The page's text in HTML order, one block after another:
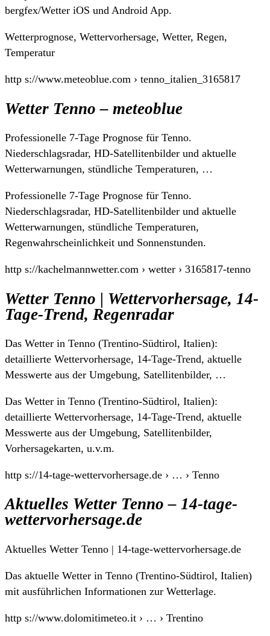
bergfex/Wetter iOS und Android App.
Wetterprognose, Wettervorhersage, Wetter, Regen,
Temperatur
http s://www.meteoblue.com › tenno_italien_3165817
Wetter Tenno – meteoblue
Professionelle 7-Tage Prognose für Tenno.
Niederschlagsradar, HD-Satellitenbilder und aktuelle
Wetterwarnungen, stündliche Temperaturen, …
Professionelle 7-Tage Prognose für Tenno.
Niederschlagsradar, HD-Satellitenbilder und aktuelle
Wetterwarnungen, stündliche Temperaturen,
Regenwahrscheinlichkeit und Sonnenstunden.
http s://kachelmannwetter.com › wetter › 3165817-tenno
Wetter Tenno | Wettervorhersage, 14-
Tage-Trend, Regenradar
Das Wetter in Tenno (Trentino-Südtirol, Italien):
detaillierte Wettervorhersage, 14-Tage-Trend, aktuelle
Messwerte aus der Umgebung, Satellitenbilder, …
Das Wetter in Tenno (Trentino-Südtirol, Italien):
detaillierte Wettervorhersage, 14-Tage-Trend, aktuelle
Messwerte aus der Umgebung, Satellitenbilder,
Vorhersagekarten, u.v.m.
http s://14-tage-wettervorhersage.de › … › Tenno
Aktuelles Wetter Tenno – 14-tage-
wettervorhersage.de
Aktuelles Wetter Tenno | 14-tage-wettervorhersage.de
Das aktuelle Wetter in Tenno (Trentino-Südtirol, Italien)
mit ausführlichen Informationen zur Wetterlage.
http s://www.dolomitimeteo.it › … › Trentino